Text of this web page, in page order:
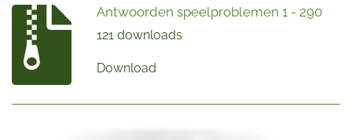
Antwoorden speelproblemen 1 - 290
121 downloads
Download